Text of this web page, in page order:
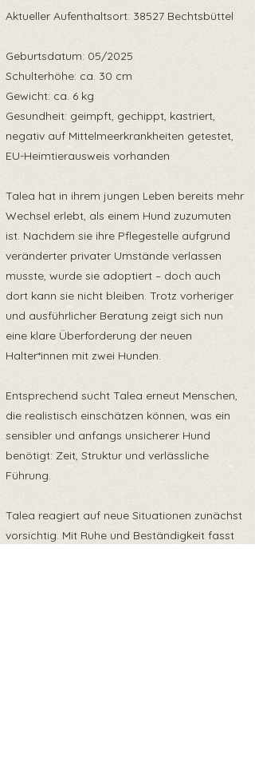
Aktueller Aufenthaltsort: 38527 Bechtsbüttel
Geburtsdatum: 05/2025
Schulterhöhe: ca. 30 cm
Gewicht: ca. 6 kg
Gesundheit: geimpft, gechippt, kastriert,
negativ auf Mittelmeerkrankheiten getestet,
EU-Heimtierausweis vorhanden
Talea hat in ihrem jungen Leben bereits mehr
Wechsel erlebt, als einem Hund zuzumuten
ist. Nachdem sie ihre Pflegestelle aufgrund
veränderter privater Umstände verlassen
musste, wurde sie adoptiert – doch auch
dort kann sie nicht bleiben. Trotz vorheriger
und ausführlicher Beratung zeigt sich nun
eine klare Überforderung der neuen
Halter*innen mit zwei Hunden.
Entsprechend sucht Talea erneut Menschen,
die realistisch einschätzen können, was ein
sensibler und anfangs unsicherer Hund
benötigt: Zeit, Struktur und verlässliche
Führung.
Talea reagiert auf neue Situationen zunächst
vorsichtig. Mit Ruhe und Beständigkeit fasst